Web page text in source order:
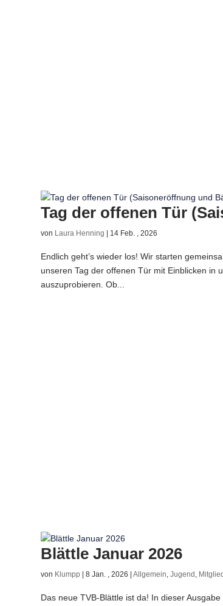
Tag der offenen Tür
von Laura Henning 14 Feb. , 2026
Endlich geht’s wieder los! Wir starten
unseren Tag der offenen Tür mit Einblicken in
auszuprobieren. Ob...
Blättle Januar 2026
von Klumpp |8 Jan. , 2026 |Allgemein,Jugend ,
Das neue TVB-Blättle ist da! In dieser